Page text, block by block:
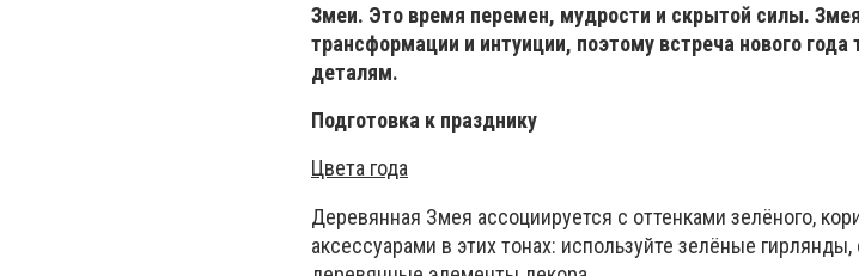
Змеи. Это время перемен, мудрости и скрытой силы.
трансформации и интуиции, поэтому встреча нового года
деталям.
Подготовка к празднику
Цвета года
Деревянная Змея ассоциируется с оттенками зелёного,
аксессуарами в этих тонах: используйте зелёные